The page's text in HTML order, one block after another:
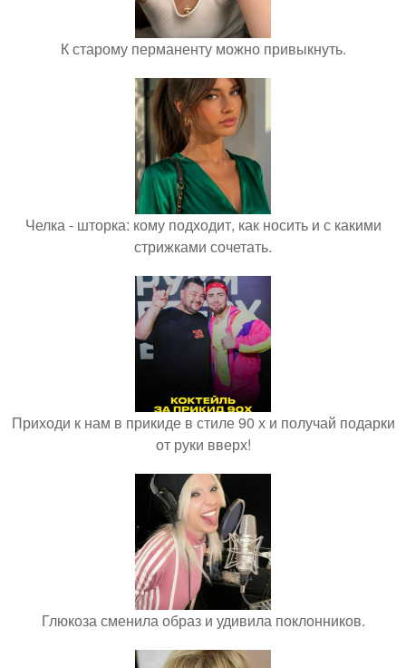
К старому перманенту можно привыкнуть.
Челка - шторка: кому подходит, как носить и с какими
стрижками сочетать.
Приходи к нам в прикиде в стиле 90 х и получай подарки
от руки вверх!
Глюкоза сменила образ и удивила поклонников.